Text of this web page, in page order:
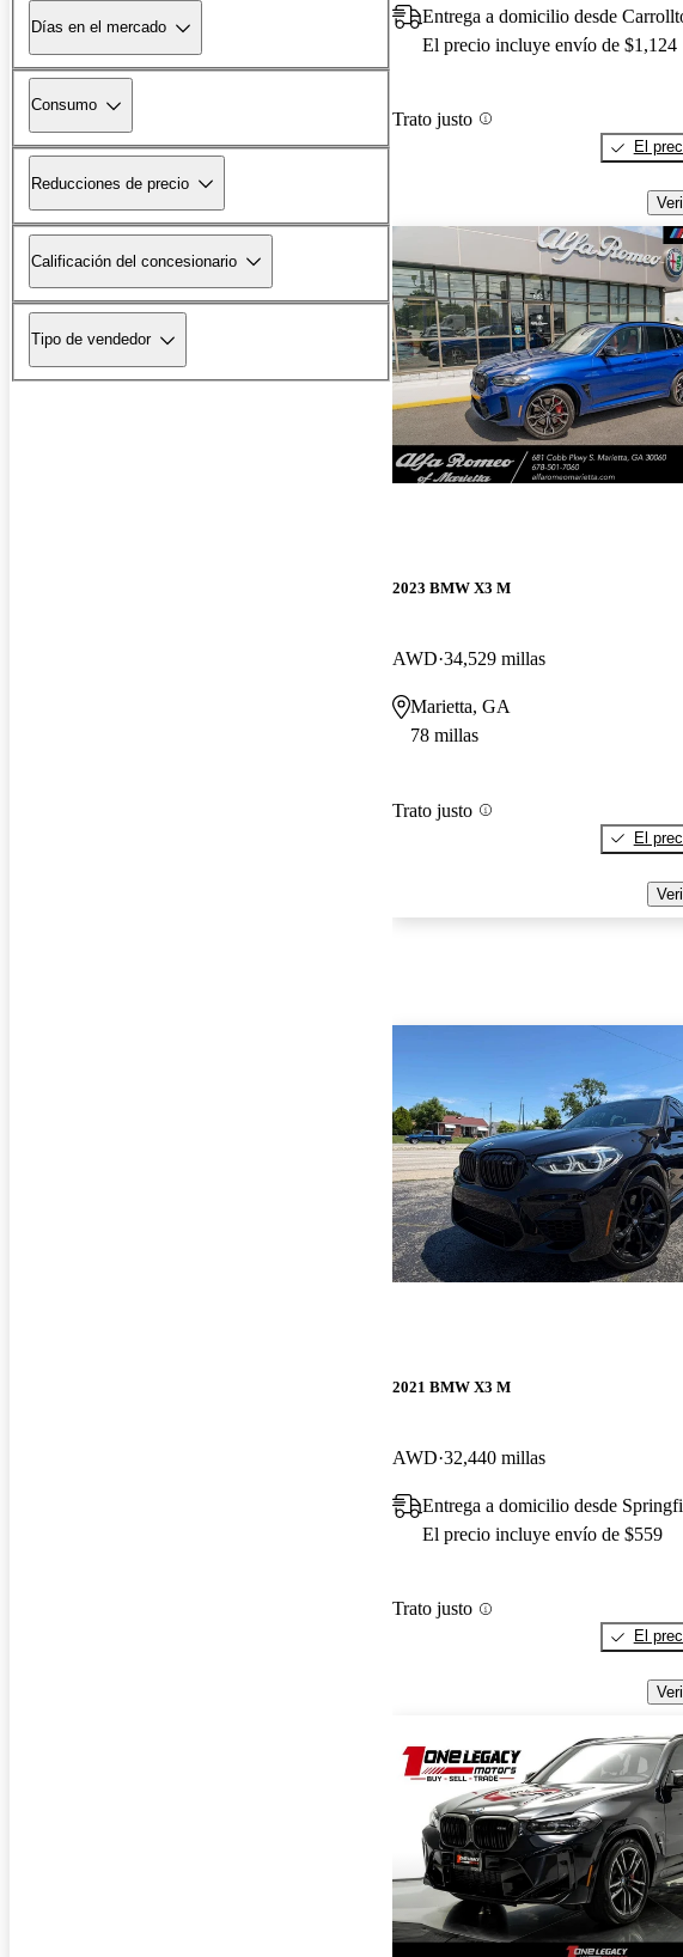
Días en el mercado
Consumo
Reducciones de precio
Calificación del concesionario
Tipo de vendedor
Entrega a domicilio desde
El precio incluye envío de $1,124
Trato justo
El
2023 BMW X3 M
AWD 34,529 millas
Marietta, GA
78 millas
Trato justo
El
2021 BMW X3 M
AWD 32,440 millas
Entrega a domicilio desde
El precio incluye envío de $559
Trato justo
El